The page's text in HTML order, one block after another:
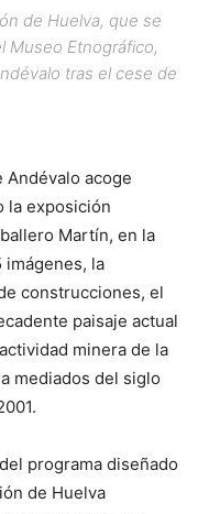
de Huelva, que se
Museo Etnográfico,
tras el cese de
Andévalo acoge
la exposición
Martín, en la
imágenes, la
construcciones, el
paisaje actual
minera de la
mediados del siglo
programa diseñado
de Huelva